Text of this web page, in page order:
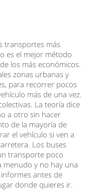
transportes más
es el mejor método
los más económicos.
zonas urbanas y
para recorrer pocos
más de una vez.
La teoría dice
a otro sin hacer
de la mayoría de
el vehículo si ven a
Los buses
transporte poco
menudo y no hay una
antes de
donde quieres ir.